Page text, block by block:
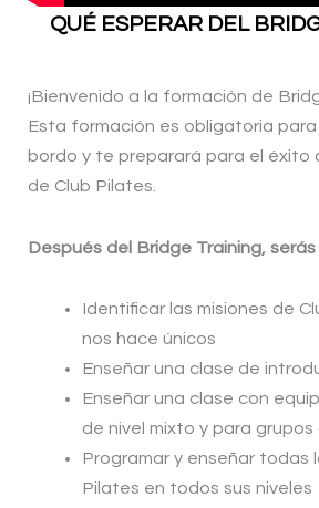
QUÉ ESPERAR DEL
¡Bienvenido a la formación de
Esta formación es obligatoria
bordo y te preparará para el éxito
de Club Pilates.
Después del Bridge Training,
Identificar las misiones de
nos hace únicos
Enseñar una clase de
Enseñar una clase con
de nivel mixto y para grupos
Programar y enseñar todas
Pilates en todos sus niveles